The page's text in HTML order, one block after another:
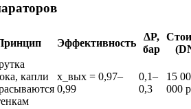
Эффективность
ΔP,
бар
капли
x_вых = 0,97–
0,99
0,1–
0,3
15
000